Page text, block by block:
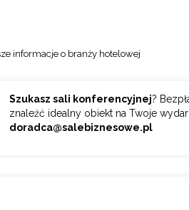
Szukasz sali konferencyjnej?
znaleźć idealny obiekt na Twoje
doradca@salebiznesowe.pl
informacje o branży hotelowej
Wybierz ZAPISZ SIĘ